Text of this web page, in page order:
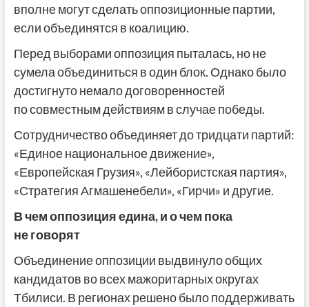
вполне могут сделать оппозиционные партии,
если объединятся в коалицию.
Перед выборами оппозиция пыталась, но не
сумела объединиться в один блок. Однако было
достигнуто немало договоренностей
по совместным действиям в случае победы.
Сотрудничество объединяет до тридцати партий:
«Единое национальное движение»,
«Европейская Грузия», «Лейбористская партия»,
«Стратегия Агмашенебели», «Гирчи» и другие.
В чем оппозиция едина, ио чем пока
неговорят
Объединение оппозиции выдвинуло общих
кандидатов во всех мажоритарных округах
Тбилиси. В регионах решено было поддерживать